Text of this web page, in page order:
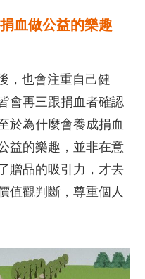
血做公益的樂趣
也會注重自己健
會再三跟捐血者確認
於為什麼會養成捐血
益的樂趣，並非在意
贈品的吸引力，才去
值觀判斷，尊重個人